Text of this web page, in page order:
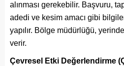
alınması gerekebilir. Başvuru,
adedi ve kesim amacı gibi
yapılır. Bölge müdürlüğü,
verir.
Çevresel Etki Değerlendirme